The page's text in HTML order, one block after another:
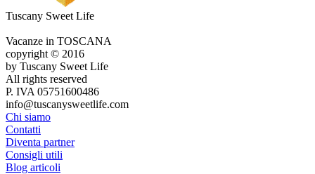
Tuscany Sweet Life
Vacanze in TOSCANA
copyright © 2016
by Tuscany Sweet Life
All rights reserved
P. IVA 05751600486
info@tuscanysweetlife.com
Chi siamo
Contatti
Diventa partner
Consigli utili
Blog articoli